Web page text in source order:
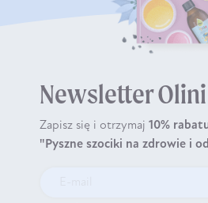
Newsletter Olini
Zapisz się i otrzymaj 10%
"Pyszne szociki na zdrowie i